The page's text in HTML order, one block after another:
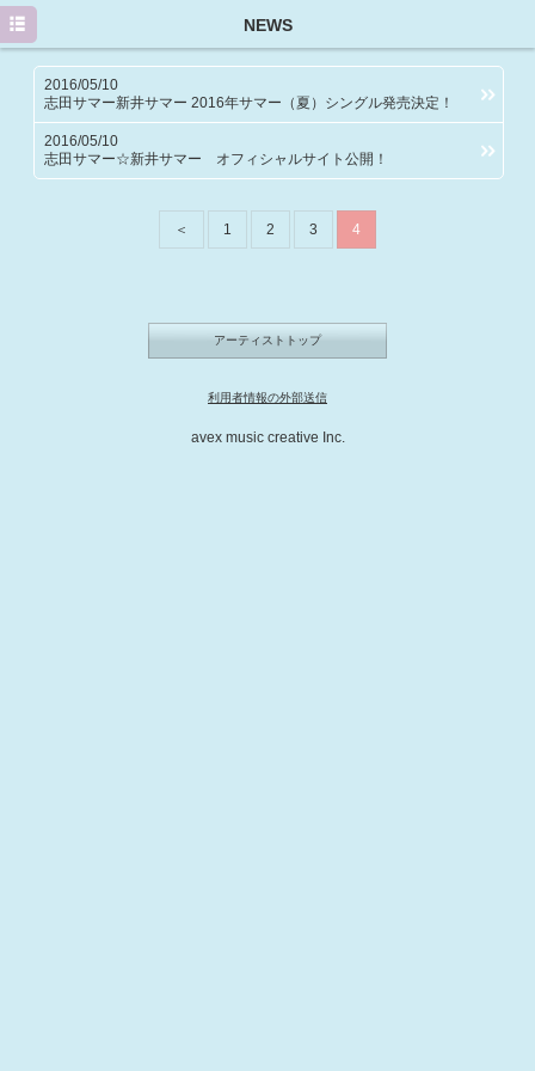
NEWS
2016/05/10
志田サマー新井サマー 2016年サマー（夏）シングル発売決定！
2016/05/10
志田サマー☆新井サマー オフィシャルサイト公開！
＜ 1 2 3 4
アーティストトップ
利用者情報の外部送信
avex music creative Inc.
PROFILE
NEWS
MEDIA/EVENT